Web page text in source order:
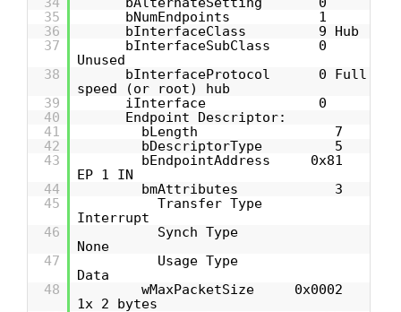
35
bNumEndpoints 1
36
bInterfaceClass 9 Hub
37
bInterfaceSubClass 0
Unused
38
bInterfaceProtocol 0 Full
speed (or root) hub
39
iInterface 0
40
Endpoint Descriptor:
41
bLength 7
42
bDescriptorType 5
43
bEndpointAddress 0x81
EP 1 IN
44
bmAttributes 3
45
Transfer Type
Interrupt
46
Synch Type
None
47
Usage Type
Data
48
wMaxPacketSize 0x0002
1x 2 bytes